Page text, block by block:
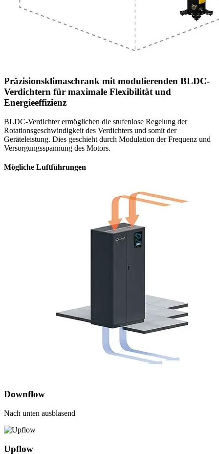
Präzisionsklimaschrank mit modulierenden BLDC-
Verdichtern für maximale Flexibilität und
Energieeffizienz
BLDC-Verdichter ermöglichen die stufenlose Regelung der
Rotationsgeschwindigkeit des Verdichters und somit der
Geräteleistung. Dies geschieht durch Modulation der Frequenz und
Versorgungsspannung des Motors.
Mögliche Luftführungen
Downflow
Nach unten ausblasend
Upflow